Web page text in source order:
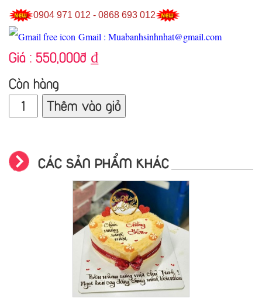
0904 971 012 - 0868 693 012
Gmail : Muabanhsinhnhat@gmail.com
Giá : 550,000đ ₫
Còn hàng
Thêm vào giỏ
CÁC SẢN PHẨM KHÁC